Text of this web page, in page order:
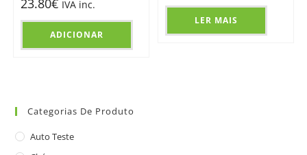
23.80€ IVA inc.
ADICIONAR
LER MAIS
Categorias De Produto
Auto Teste